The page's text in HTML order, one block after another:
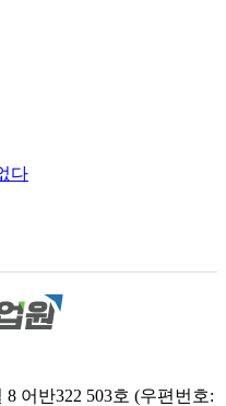
다
어반322 503호 (우편번호: